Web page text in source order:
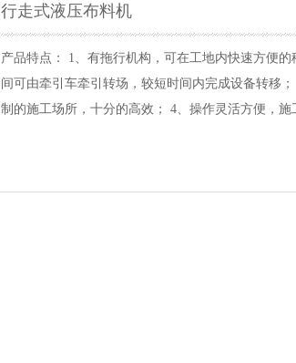
行走式液压布料机
产品特点： 1、有拖行机构，可在工地内快速方便
间可由牵引车牵引转场，较短时间内完成设备转移
制的施工场所，十分的高效； 4、操作灵活方便，
各种制梁厂 、 港口、 隧道、厂房等的建设，能方